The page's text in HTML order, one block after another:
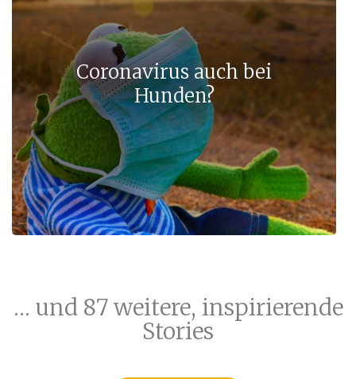
Coronavirus auch bei
Hunden?
… und 87 weitere, inspirierende
Stories